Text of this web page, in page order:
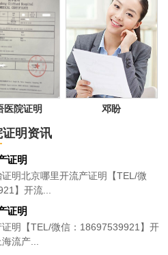
医院证明 邓盼
证明资讯
证明
明北京哪里开流产证明【TEL/微
】开流...
证明
证明【TEL/微信：18697539921】开
流产...